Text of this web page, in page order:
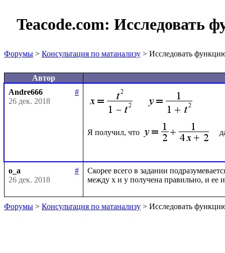
Teacode.com: Исследовать
Форумы > Консультация по матанализу > Исследовать
Автор
Andre666
#
26 дек. 2018
Я получил, что
o_a
#
26 дек. 2018
Скорее всего в задании
Форумы > Консультация по матанализу > Исследовать